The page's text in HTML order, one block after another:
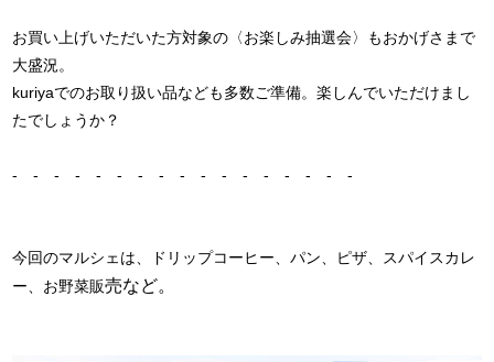
お買い上げいただいた方対象の〈お楽しみ抽選会〉もおかげさまで
大盛況。
kuriyaでのお取り扱い品なども多数ご準備。楽しんでいただけまし
たでしょうか？
- - - - - - - - - - - - - - - - -
今回のマルシェは、ドリップコーヒー、パン、ピザ、スパイスカレ
ー、お野菜販売など。